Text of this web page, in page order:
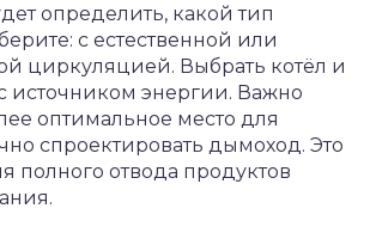
определить, какой тип
с естественной или
циркуляцией. Выбрать котёл и
источником энергии. Важно
оптимальное место для
спроектировать дымоход. Это
полного отвода продуктов